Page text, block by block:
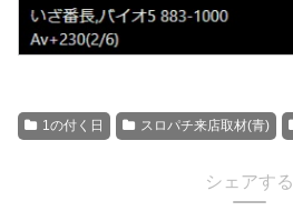
1の付く日 スロパチ来店取材(青)
シェアする